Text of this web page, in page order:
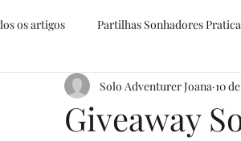
os artigos Partilhas Sonhadores
Gratidão Social Crónicas
Giveaway
Solo Adventurer Joana 10